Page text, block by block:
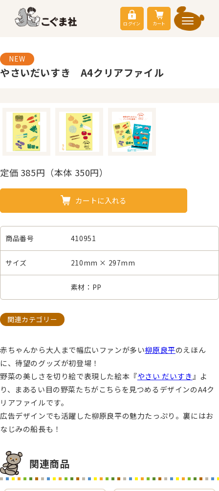
ログイン カート
NEW
やさいだいすき A4クリアファイル
定価 385円（本体 350円）
カートに入れる
商品番号 410951
サイズ 210mm × 297mm
素材：PP
関連カテゴリー
赤ちゃんから大人まで幅広いファンが多い柳原良平のえほん
に、待望のグッズが初登場！
野菜の美しさを切り絵で表現した絵本『やさい だいすき 』よ
り、まあるい目の野菜たちがこちらを見つめるデザインのA4ク
リアファイルです。
広告デザインでも活躍した柳原良平の魅力たっぷり。裏にはお
なじみの船長も！
関連商品